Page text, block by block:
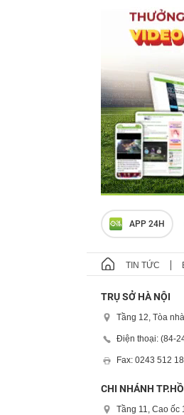
APP 24H
TIN TỨC
TRỤ SỞ HÀ NỘI
Tầng 12, Tòa
Điện thoại: (84-
Fax: 0243 512
CHI NHÁNH
Tầng 11, Cao ốc